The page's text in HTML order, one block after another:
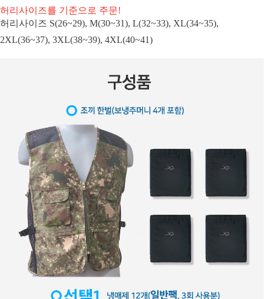
허리사이즈를 기준으로 주문!
허리사이즈 S(26~29), M(30~31), L(32~33), XL(34~35),
2XL(36~37), 3XL(38~39), 4XL(40~41)